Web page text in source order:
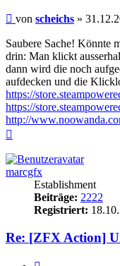
Beitrag
von scheichs »
Saubere Sache! Könnte
drin: Man klickt
dann wird die noch
aufdecken und die
https://
https://
http://
marcgfx
Establishment
Beiträge: 2222
Registriert:
Re: [ZFX Action]